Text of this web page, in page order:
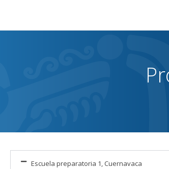
Escuela preparatoria 1, Cuernavaca